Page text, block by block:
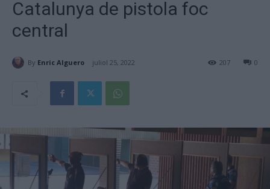
Catalunya de pistola foc
central
By Enric Alguero juliol 25, 2022 0
207